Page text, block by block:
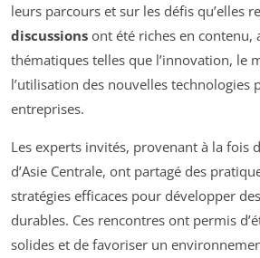
leurs parcours et sur les défis qu’elles
discussions ont été riches en contenu,
thématiques telles que l’innovation, le
l’utilisation des nouvelles technologies
entreprises.
Les experts invités, provenant à la fois
d’Asie Centrale, ont partagé des
stratégies efficaces pour développer
durables. Ces rencontres ont permis
solides et de favoriser un